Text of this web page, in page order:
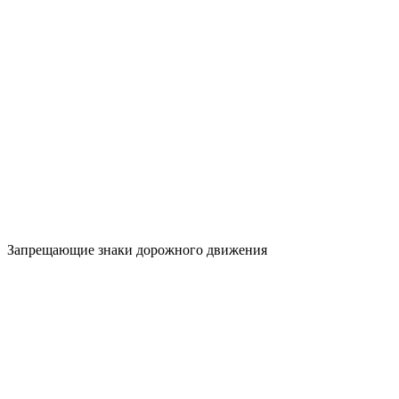
Запрещающие знаки дорожного движения